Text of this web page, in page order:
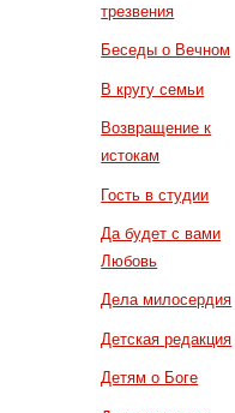
трезвения
Беседы о Вечном
В кругу семьи
Возвращение к
истокам
Гость в студии
Да будет с вами
Любовь
Дела милосердия
Детская редакция
Детям о Боге